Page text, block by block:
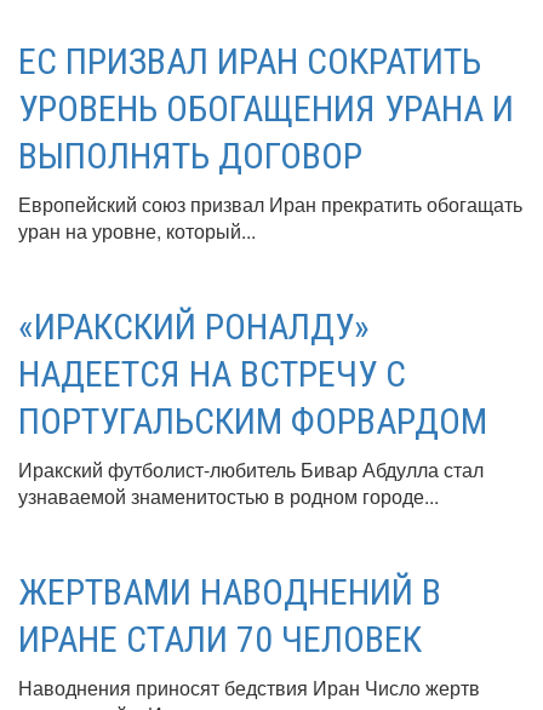
ЕС ПРИЗВАЛ ИРАН СОКРАТИТЬ
УРОВЕНЬ ОБОГАЩЕНИЯ УРАНА И
ВЫПОЛНЯТЬ ДОГОВОР
Европейский союз призвал Иран прекратить обогащать
уран на уровне, который...
«ИРАКСКИЙ РОНАЛДУ»
НАДЕЕТСЯ НА ВСТРЕЧУ С
ПОРТУГАЛЬСКИМ ФОРВАРДОМ
Иракский футболист-любитель Бивар Абдулла стал
узнаваемой знаменитостью в родном городе...
ЖЕРТВАМИ НАВОДНЕНИЙ В
ИРАНЕ СТАЛИ 70 ЧЕЛОВЕК
Наводнения приносят бедствия Иран Число жертв